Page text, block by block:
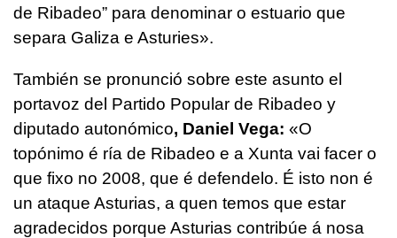
de Ribadeo” para denominar o estuario que
separa Galiza e Asturies».
También se pronunció sobre este asunto el
portavoz del Partido Popular de Ribadeo y
diputado autonómico, Daniel Vega: «O
topónimo é ría de Ribadeo e a Xunta vai facer o
que fixo no 2008, que é defendelo. É isto non é
un ataque Asturias, a quen temos que estar
agradecidos porque Asturias contribúe á nosa